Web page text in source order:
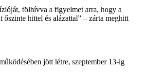
fölhívva a figyelmet arra, hogy a
hittel és alázattal” – zárta meghitt
jött létre, szeptember 13-ig